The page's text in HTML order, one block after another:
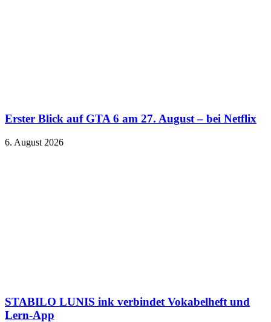
Erster Blick auf GTA 6 am 27. August – bei Netflix
6. August 2026
STABILO LUNIS ink verbindet Vokabelheft und
Lern-App